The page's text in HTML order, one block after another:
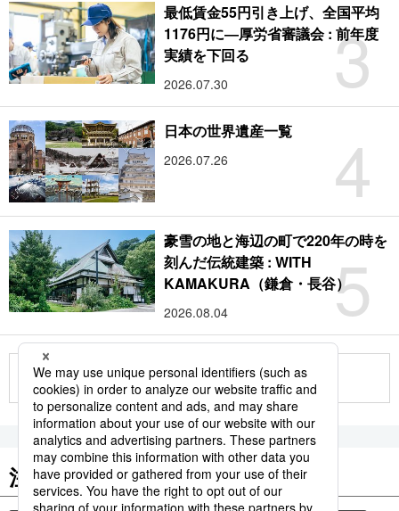
3
最低賃金55円引き上げ、全国平均
1176円に―厚労省審議会 : 前年度
実績を下回る
2026.07.30
4
日本の世界遺産一覧
2026.07.26
5
豪雪の地と海辺の町で220年の時を
刻んだ伝統建築 : WITH
KAMAKURA（鎌倉・長谷）
2026.08.04
もっと見る
注目のキーワード